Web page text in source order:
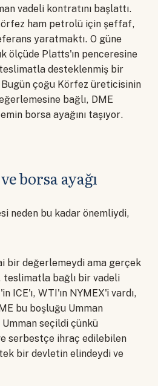
vadeli kontratını başlattı.
ham petrolü için şeffaf,
yaratmaktı. O güne
ölçüde Platts'ın penceresine
desteklenmiş bir
çoğu Körfez üreticisinin
bağlı, DME
borsa ayağını taşıyor.
borsa ayağı
neden bu kadar önemliydi,
bir değerlemeydi ama gerçek
teslimatla bağlı bir vadeli
ICE'ı, WTI'ın NYMEX'i vardı,
bu boşluğu Umman
seçildi çünkü
serbestçe ihraç edilebilen
bir devletin elindeydi ve